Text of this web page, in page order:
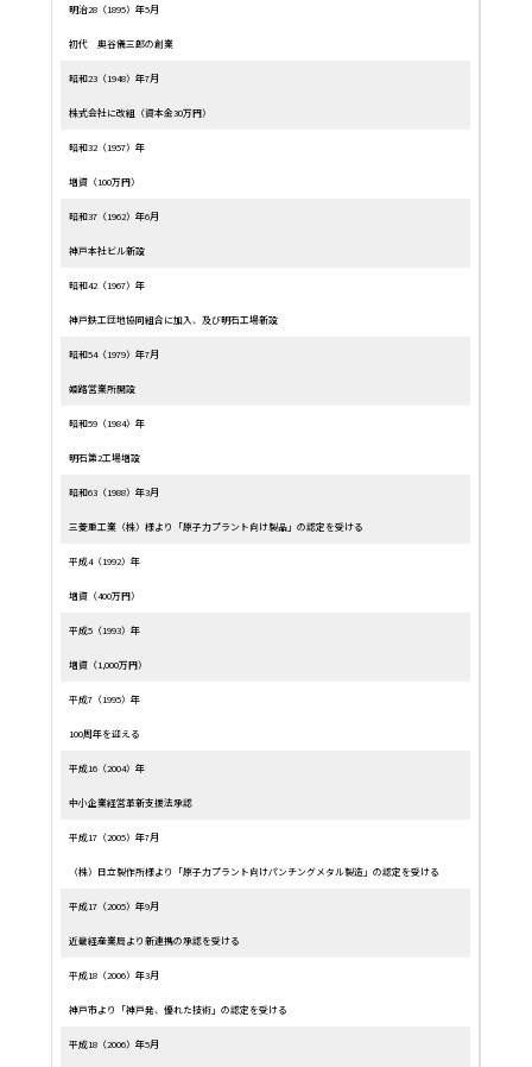
明治28（1895）年5月
初代 奥谷儀三郎の創業
昭和23（1948）年7月
株式会社に改組（資本金30万円）
昭和32（1957）年
増資（100万円）
昭和37（1962）年6月
神戸本社ビル新設
昭和42（1967）年
神戸鉄工団地協同組合に加入、及び明石工場新設
昭和54（1979）年7月
姫路営業所開設
昭和59（1984）年
明石第2工場増設
昭和63（1988）年3月
三菱重工業（株）様より「原子力プラント向け製品」の認定を受ける
平成4（1992）年
増資（400万円）
平成5（1993）年
増資（1,000万円）
平成7（1995）年
100周年を迎える
平成16（2004）年
中小企業経営革新支援法承認
平成17（2005）年7月
（株）日立製作所様より「原子力プラント向けパンチングメタル製造」の認定を受ける
平成17（2005）年9月
近畿経産業局より新連携の承認を受ける
平成18（2006）年3月
神戸市より「神戸発、優れた技術」の認定を受ける
平成18（2006）年5月